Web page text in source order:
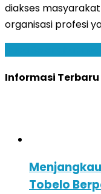
diakses
organisasi profesi
Informasi Terbaru
Tobelo